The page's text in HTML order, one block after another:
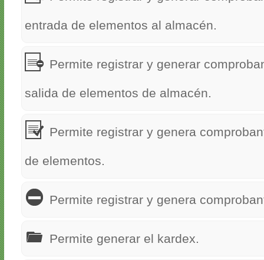
entrada de elementos al almacén.
Permite registrar y generar
salida de elementos de almacén.
Permite registrar y genera
de elementos.
Permite registrar y genera
Permite generar el kardex.